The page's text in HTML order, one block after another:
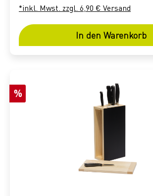
*inkl. Mwst. zzgl. 6,90 € Versand
In den Warenkorb
Rabatt
%